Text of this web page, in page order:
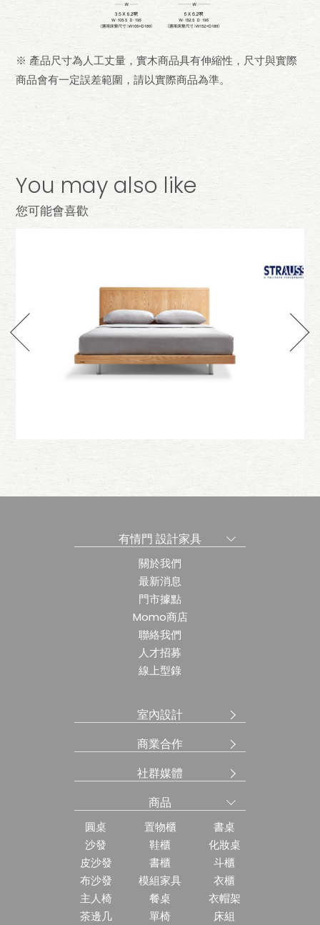
※ 產品尺寸為人工丈量，實木商品具有伸縮性，尺寸與實際
商品會有一定誤差範圍，請以實際商品為準。
You may also like
您可能會喜歡
有情門 設計家具
關於我們
最新消息
門市據點
Momo商店
聯絡我們
人才招募
線上型錄
室內設計
商業合作
社群媒體
商品
圓桌
沙發
皮沙發
布沙發
主人椅
茶邊几
置物櫃
鞋櫃
書櫃
模組家具
餐桌
單椅
書桌
化妝桌
斗櫃
衣櫃
衣帽架
床組